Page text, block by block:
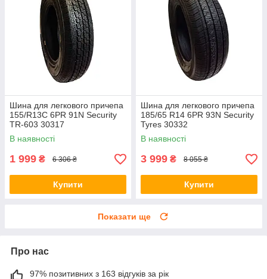
Шина для легкового причепа
155/R13C 6PR 91N Security
TR-603 30317
В наявності
1 999 ₴ 6 306 ₴
Купити
Шина для легкового причепа
185/65 R14 6PR 93N Security
Tyres 30332
В наявності
3 999 ₴ 8 055 ₴
Купити
Показати ще
Про нас
97% позитивних з 163 відгуків за рік